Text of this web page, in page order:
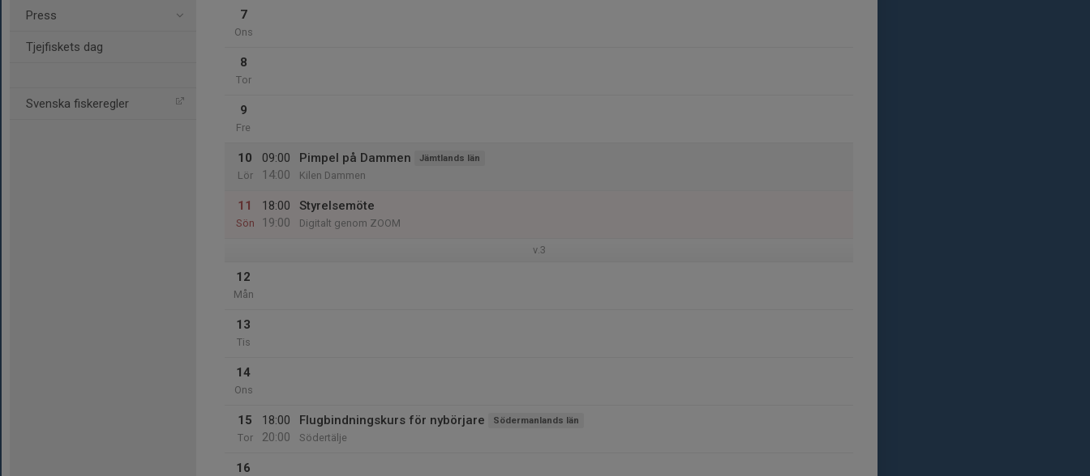
Press
Tjejfiskets dag
Svenska fiskeregler
7
Ons
8
Tor
9
Fre
10
Lör
09:00
14:00
Pimpel på Dammen Jämtlands län
Kilen Dammen
11
Sön
18:00
19:00
Styrelsemöte
Digitalt genom ZOOM
v.3
12
Mån
13
Tis
14
Ons
15
Tor
18:00
20:00
Flugbindningskurs för nybörjare Södermanlands län
Södertälje
16